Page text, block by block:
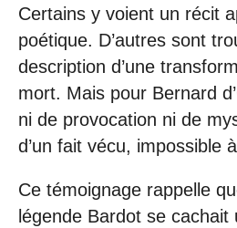
Certains y voient un récit
poétique. D’autres sont
description d’une
mort. Mais pour Bernard
ni de provocation ni de
d’un fait vécu, impossible
Ce témoignage rappelle
légende Bardot se